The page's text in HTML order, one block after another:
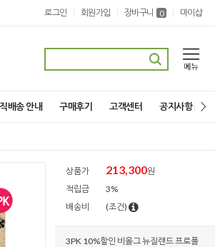
로그인 | 회원가입 | 장바구니 0 | 마이샵
배송 안내 구매후기 고객센터 공지사항
상품가 213,300원
적립금
3%
배송비
(조건)
3PK 10%할인 비올그 뉴질랜드 프로폴